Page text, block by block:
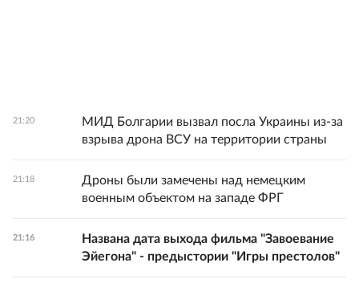
21:20
МИД Болгарии вызвал посла Украины из-за
взрыва дрона ВСУ на территории страны
21:18
Дроны были замечены над немецким
военным объектом на западе ФРГ
21:16
Названа дата выхода фильма "Завоевание
Эйегона" - предыстории "Игры престолов"